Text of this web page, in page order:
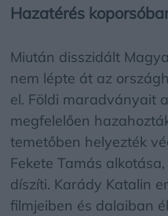
Hazatérés
Miután disszidált
nem lépte át az
el. Földi maradványait
megfelelően
temetőben helyezték
Fekete Tamás
díszíti. Karády Katalin
filmjeiben és dalaiban